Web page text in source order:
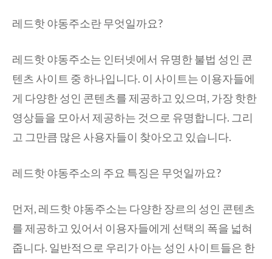
레드핫 야동주소란 무엇일까요?
레드핫 야동주소는 인터넷에서 유명한 불법 성인 콘
텐츠 사이트 중 하나입니다. 이 사이트는 이용자들에
게 다양한 성인 콘텐츠를 제공하고 있으며, 가장 핫한
영상들을 모아서 제공하는 것으로 유명합니다. 그리
고 그만큼 많은 사용자들이 찾아오고 있습니다.
레드핫 야동주소의 주요 특징은 무엇일까요?
먼저, 레드핫 야동주소는 다양한 장르의 성인 콘텐츠
를 제공하고 있어서 이용자들에게 선택의 폭을 넓혀
줍니다. 일반적으로 우리가 아는 성인 사이트들은 한